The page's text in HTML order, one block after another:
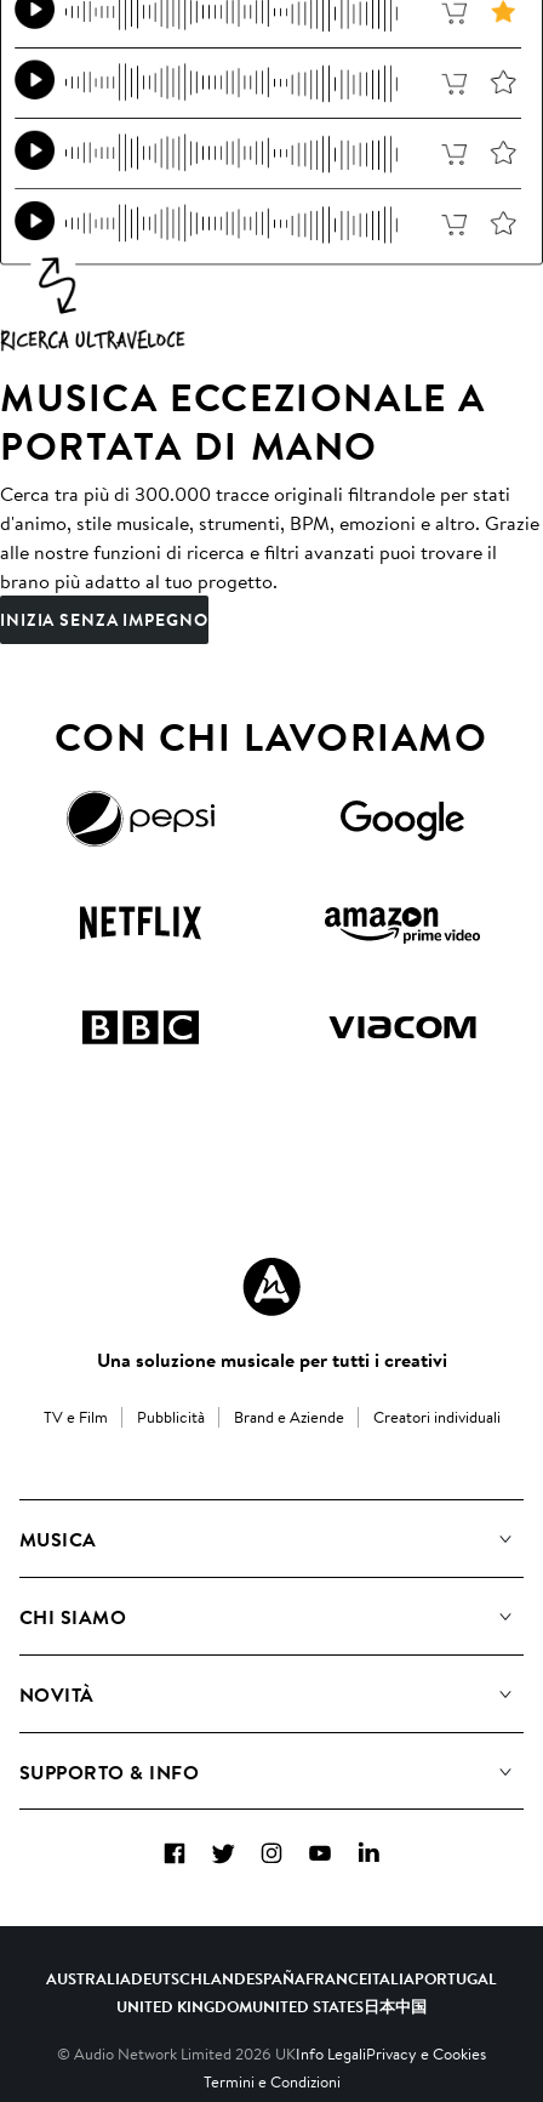
MUSICA ECCEZIONALE A
PORTATA DI MANO
Cerca tra più di 300.000 tracce originali filtrandole per stati
d'animo, stile musicale, strumenti, BPM, emozioni e altro. Grazie
alle nostre funzioni di ricerca e filtri avanzati puoi trovare il
brano più adatto al tuo progetto.
INIZIA SENZA IMPEGNO
CON CHI LAVORIAMO
Una soluzione musicale per tutti i creativi
TV e Film Pubblicità Brand e Aziende Creatori individuali
MUSICA
Cerca
CHI SIAMO
Come utilizziamo l'intelligenza artificiale
NOVITÀ
SUPPORTO & INFO
FacebookTwitterInstagramYouTubeLinkedIn
AUSTRALIADEUTSCHLANDESPAÑAFRANCEITALIAPORTUGAL
UNITED KINGDOMUNITED STATES日本中国
© Audio Network Limited 2026 UKInfo LegaliPrivacy e Cookies
Termini e Condizioni